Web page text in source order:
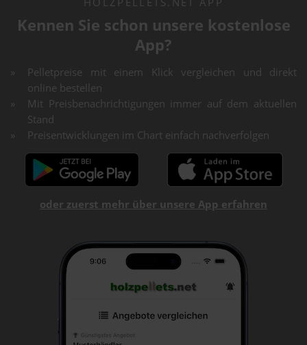
Kennen Sie schon unsere kostenlose
App?
Pelletpreise mit einem Klick vergleichen und direkt
online bestellen
Mit Preisbenachrichtigungen immer auf dem aktuellen
Stand
Preisentwicklungen im Chart einfach nachverfolgen
oder zuerst mehr über unsere App erfahren